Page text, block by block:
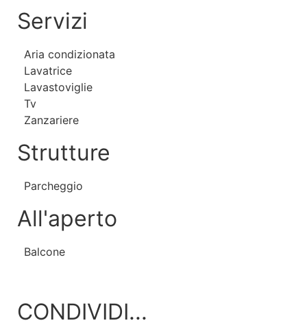
Servizi
Aria condizionata
Lavatrice
Lavastoviglie
Tv
Zanzariere
Strutture
Parcheggio
All'aperto
Balcone
CONDIVIDI...